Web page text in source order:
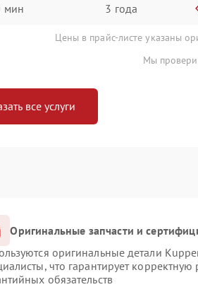
мин 3 года
Цены в прайс-листе указаны
Мы
все услуги
Оригинальные запчасти и
оригинальные детали
что гарантирует
обязательств